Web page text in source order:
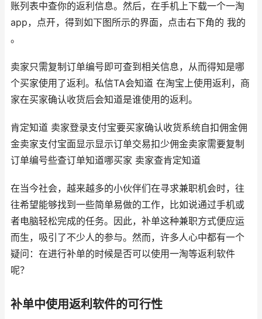
账列表中查你的返利信息。然后，在手机上下载一个一淘
app，点开，得到如下图所示的界面，点击右下角的 我的
。
卖家只需复制订单编号即可查到相关信息，从而得知是哪
个买家使用了返利。私信TA会知道 在淘宝上使用返利，商
家在买家确认收货后会知道是谁使用的返利。
肯定知道 卖家登录支付宝要买家确认收货系统自扣佣金佣
金卖家支付宝面显示显示订单交易扣少佣金卖家需要复制
订单编号些查订单知道哪买家 卖家查肯定知道
在当今社会，越来越多的小伙伴们在寻求兼职机会时，往
往希望能够找到一些简单易做的工作，比如说通过手机或
者电脑轻松完成的任务。因此，补单这种兼职方式便应运
而生，吸引了不少人的参与。然而，许多人心中都有一个
疑问：在进行补单的时候是否可以使用一淘等返利软件
呢？
补单中使用返利软件的可行性